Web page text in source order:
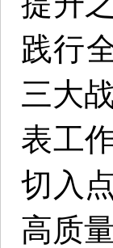
践行
三大
表工
切入
高质量